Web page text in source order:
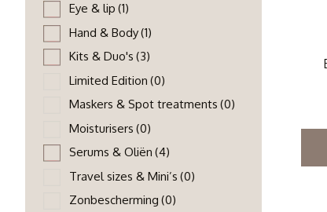
Eye & lip (1)
Hand & Body(1)
Kits & Duo's (3)
Limited Edition (0)
Maskers & Spot treatments (0)
Moisturisers (0)
Serums & Oliën (4)
Travel sizes & Mini’s (0)
Zonbescherming (0)